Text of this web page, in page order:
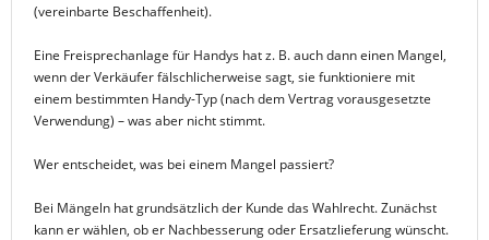
(vereinbarte Beschaffenheit).
Eine Freisprechanlage für Handys hat z. B. auch dann einen Mangel,
wenn der Verkäufer fälschlicherweise sagt, sie funktioniere mit
einem bestimmten Handy-Typ (nach dem Vertrag vorausgesetzte
Verwendung) – was aber nicht stimmt.
Wer entscheidet, was bei einem Mangel passiert?
Bei Mängeln hat grundsätzlich der Kunde das Wahlrecht. Zunächst
kann er wählen, ob er Nachbesserung oder Ersatzlieferung wünscht.